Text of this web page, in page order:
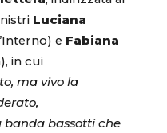
Luciana
e Fabiana
in cui
ma vivo la
bassotti che